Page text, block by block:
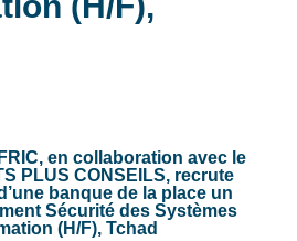
en collaboration avec le
PLUS CONSEILS, recrute
banque de la place un
Sécurité des Systèmes
(H/F), Tchad